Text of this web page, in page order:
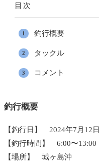
目次
釣行概要
タックル
コメント
釣行概要
【釣行日】 2024年7月12日
【釣行時間】 6:00〜13:00
【場所】 城ヶ島沖